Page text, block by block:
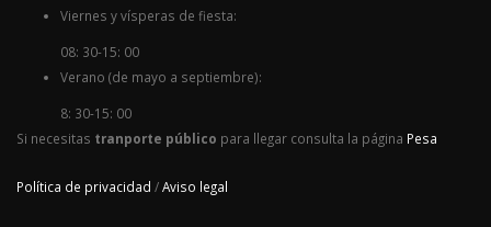
Viernes y vísperas de fiesta:
08: 30-15: 00
Verano (de mayo a septiembre):
8: 30-15: 00
Si necesitas tranporte público para llegar consulta la página Pesa
Política de privacidad /Aviso legal